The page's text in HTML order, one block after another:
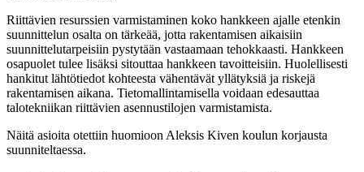
Riittävien resurssien varmistaminen koko hankkeen ajalle etenkin
suunnittelun osalta on tärkeää, jotta rakentamisen aikaisiin
suunnittelutarpeisiin pystytään vastaamaan tehokkaasti. Hankkeen
osapuolet tulee lisäksi sitouttaa hankkeen tavoitteisiin. Huolellisesti
hankitut lähtötiedot kohteesta vähentävät yllätyksiä ja riskejä
rakentamisen aikana. Tietomallintamisella voidaan edesauttaa
talotekniikan riittävien asennustilojen varmistamista.
Näitä asioita otettiin huomioon Aleksis Kiven koulun korjausta
suunniteltaessa.